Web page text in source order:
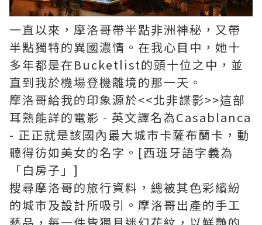
一直以來，摩洛哥帶半點非洲神秘，又帶
半點獨特的異國濃情。在我心目中，她十
多年都是在Bucketlist的頭十位之中，並
直到我於機場登機離境的那一天。
摩洛哥給我的印象源於<<北非諜影>>這部
耳熟能詳的電影 - 英文譯名為Casablanca
- 正正就是該國內最大城市卡薩布蘭卡，動
聽得彷如美女的名字。[西班牙語字義為
「白房子」]
搜尋摩洛哥的旅行資料，總被其色彩繽紛
的城市及設計所吸引。摩洛哥出產的手工